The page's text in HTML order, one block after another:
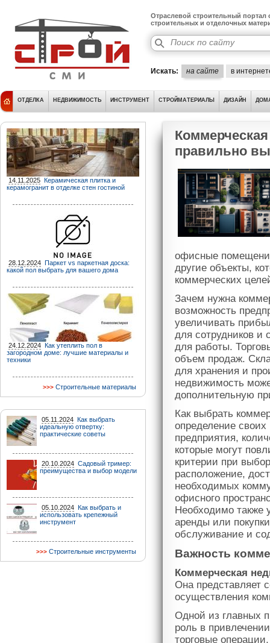
Отраслевой строительный портал
строительных и отделочных
Искать: на сайте в
ОТДЕЛКА НЕДВИЖИМОСТЬ ИНСТРУМЕНТ СТРОЙМАТЕРИАЛЫ ДИЗАЙН
14.11.2025 Керамическая плитка и
керамогранит в отделке стен гостиной
28.12.2024 Паркет vs паркетная доска:
какой пол выбрать для вашего дома
24.12.2024 Как утеплить пол в
загородном доме: лучшие материалы и
техники
Строительные материалы
05.11.2024 Как выбрать
идеальную отвертку:
практические советы
20.10.2024 Садовый тример:
преимущества и выбор модели
05.10.2024 Как выбрать и
использовать крепежный
инструмент
Строительные инструменты
правильно
офисные
другие объекты,
коммерческих
Зачем нужна
возможность
увеличивать
для сотрудников
для работы.
объем продаж.
для хранения и
недвижимость
дополнительную
Как выбрать
определение
предприятия,
которые могут
критерии при
расположение,
необходимых
офисного
Необходимо также
аренды или
обслуживание и
Важность
Коммерческая
Она представляет
осуществления
Одной из главных
роль в
торговые